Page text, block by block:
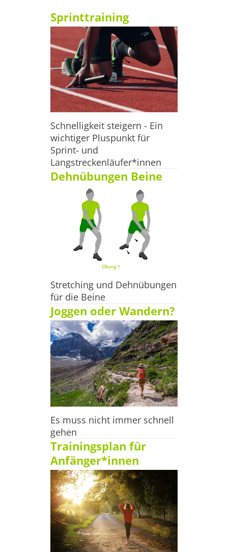
Sprinttraining
Schnelligkeit steigern - Ein
wichtiger Pluspunkt für
Sprint- und
Langstreckenläufer*innen
Dehnübungen Beine
Stretching und Dehnübungen
für die Beine
Joggen oder Wandern?
Es muss nicht immer schnell
gehen
Trainingsplan für
Anfänger*innen